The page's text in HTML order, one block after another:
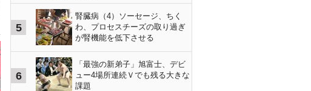
5
腎臓病（4）ソーセージ、ちく
わ、プロセスチーズの取り過ぎ
が腎機能を低下させる
6
「最強の新弟子」旭富士、デビ
ュー4場所連続Ｖでも残る大きな
課題